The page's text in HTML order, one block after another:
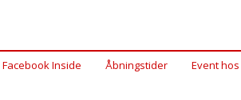
Facebook Inside Åbningstider Event